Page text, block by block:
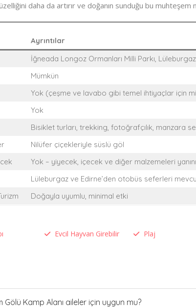
daha da artırır ve doğanın sunduğu bu muhteşem
Ayrıntılar
İğneada Longoz Ormanları Milli Parkı,
Mümkün
Yok (çeşme ve lavabo gibi temel ihtiyaçlar için
Yok
Bisiklet turları, trekking, fotoğrafçılık, manzara
Nilüfer çiçekleriyle süslü göl
Yok – yiyecek, içecek ve diğer malzemeleri
Lüleburgaz ve Edirne’den otobüs seferleri
Doğayla uyumlu, minimal etki
Evcil Hayvan Girebilir Plaj
Gölü Kamp Alanı aileler için uygun mu?